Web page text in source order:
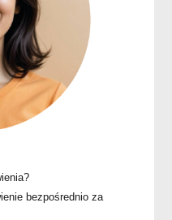
bezpośrednio za